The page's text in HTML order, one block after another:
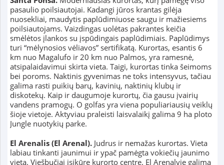
pasaulio poilsiautojai. Kadangi jūros krantas gilėja
nuosekliai, maudytis paplūdimiuose saugu ir mažiesiems
poilsiautojams. Vaizdingas uolėtas pakrantes keičia
smėlėtos įlankos su įspūdingais paplūdimiais. Paplūdimys
turi “mėlynosios vėliavos” sertifikatą. Kurortas, esantis 6
km nuo Magalufo ir 20 km nuo Palmos, yra ramesnė,
atsipalaidavimui skirta vieta. Taigi, kurortas tinka šeimoms
bei poroms. Naktinis gyvenimas ne toks intensyvus, tačiau
galima rasti puikių barų, kavinių, naktinių klubų ir
diskotekų. Kaip ir daugumoje kurortų, čia gausu įvairių
vandens pramogų. O golfas yra viena populiariausių veiklų
šioje vietoje. Aktyviau praleisti laisvalaikį galima 9 ha ploto
Jungle nuotykių parke.
El Arenalis (El Arenal).Judrus ir nemažas kurortas. Vieta
labiau tinkanti jaunimui ir ypač pamėgta vokiečių jaunimo
vieta. Viešbučiai įsikūrę kurorto centre. El Arenalyje galima